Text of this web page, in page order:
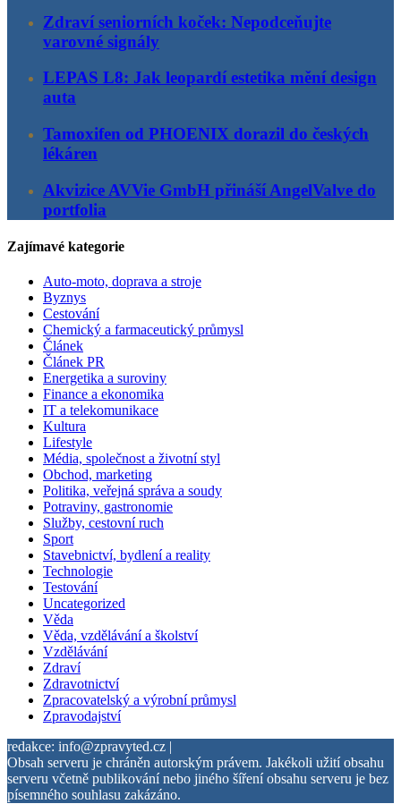
Zdraví seniorních koček: Nepodceňujte
varovné signály
LEPAS L8: Jak leopardí estetika mění design
auta
Tamoxifen od PHOENIX dorazil do českých
lékáren
Akvizice AVVie GmbH přináší AngelValve do
portfolia
Zajímavé kategorie
Auto-moto, doprava a stroje
Byznys
Cestování
Chemický a farmaceutický průmysl
Článek
Článek PR
Energetika a suroviny
Finance a ekonomika
IT a telekomunikace
Kultura
Lifestyle
Média, společnost a životní styl
Obchod, marketing
Politika, veřejná správa a soudy
Potraviny, gastronomie
Služby, cestovní ruch
Sport
Stavebnictví, bydlení a reality
Technologie
Testování
Uncategorized
Věda
Věda, vzdělávání a školství
Vzdělávání
Zdraví
Zdravotnictví
Zpracovatelský a výrobní průmysl
Zpravodajství
redakce: info@zpravyted.cz |
Obsah serveru je chráněn autorským právem. Jakékoli užití obsahu
serveru včetně publikování nebo jiného šíření obsahu serveru je bez
písemného souhlasu zakázáno.